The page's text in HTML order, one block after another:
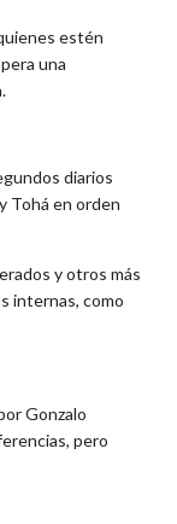
estén
una
diarios
Tohá en orden
y otros más
internas, como
Gonzalo
pero